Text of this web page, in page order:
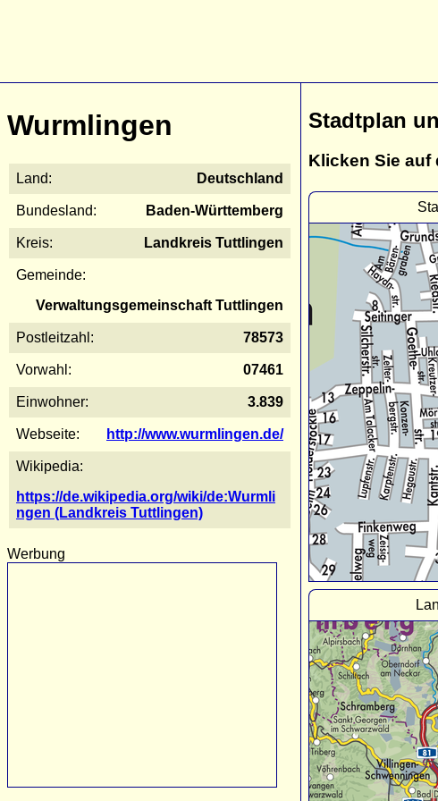
Wurmlingen
Land: Deutschland
Bundesland: Baden-Württemberg
Kreis: Landkreis Tuttlingen
Gemeinde:
Verwaltungsgemeinschaft Tuttlingen
Postleitzahl: 78573
Vorwahl: 07461
Einwohner: 3.839
Webseite: http://www.wurmlingen.de/
Wikipedia:
https://de.wikipedia.org/wiki/de:Wurmli
ngen (Landkreis Tuttlingen)
Werbung
Stadtplan
Klicken Sie auf